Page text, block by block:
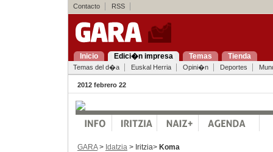
Contacto RSS
Inicio Edici�n impresa Temas Tienda
Temas del d�a Euskal Herria Opini�n Deportes
2012 febrero 22
GARA> Idatzia > Iritzia> Koma